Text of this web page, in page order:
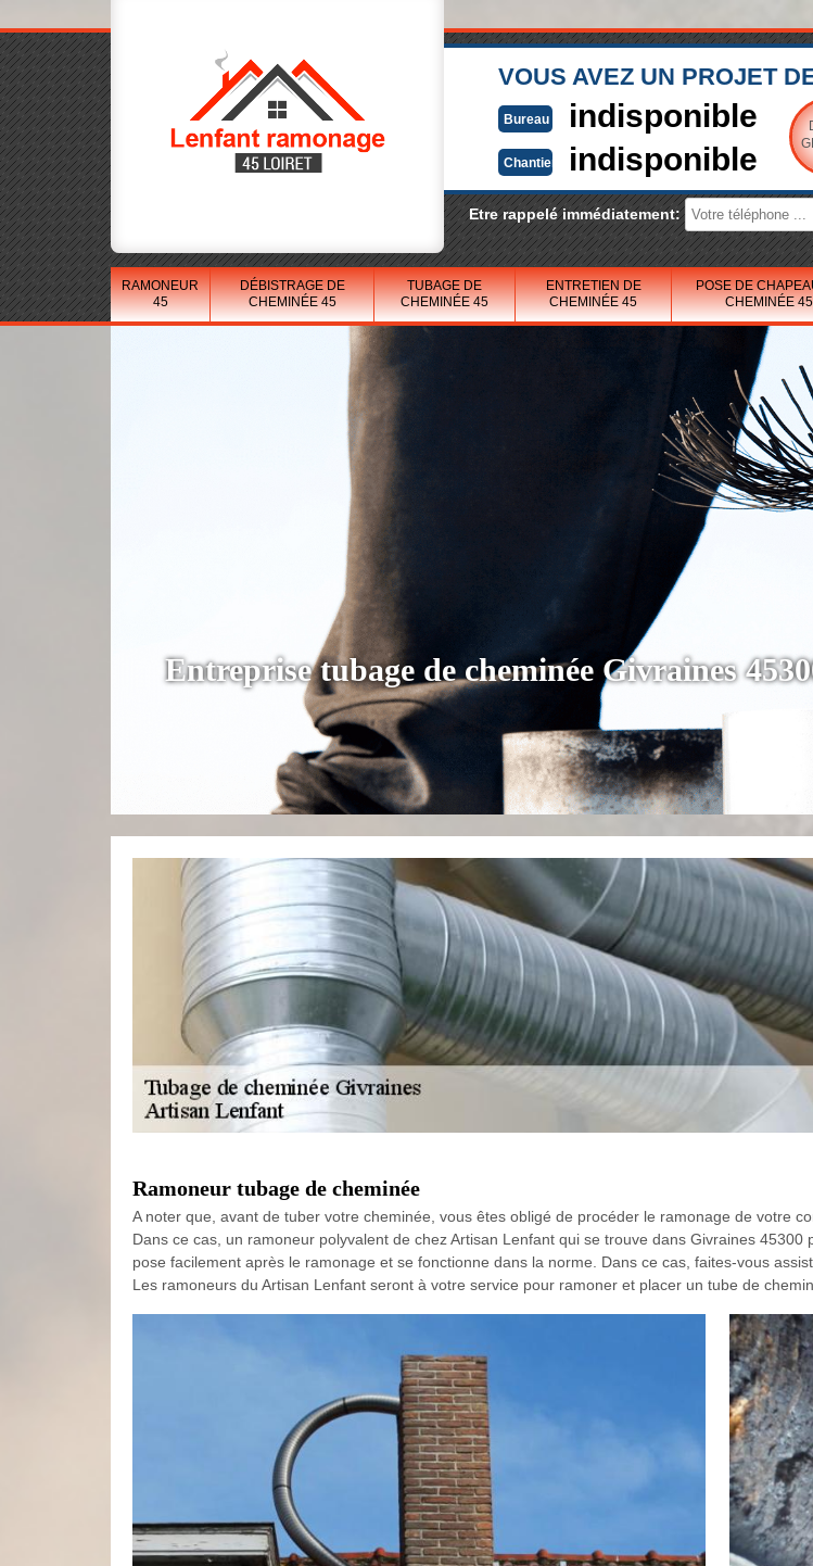
VOUS AVEZ UN PROJET
Bureau indisponible
Chantier indisponible
Etre rappelé immédiatement:
RAMONEUR
45
DÉBISTRAGE DE
CHEMINÉE 45
TUBAGE DE
CHEMINÉE 45
ENTRETIEN DE
CHEMINÉE 45
POSE DE
CHEMINÉE 45
Entreprise tubage de cheminée Givraines
Ramoneur tubage de cheminée
A noter que, avant de tuber votre cheminée, vous êtes obligé de procéder le ramonage de votre
Dans ce cas, un ramoneur polyvalent de chez Artisan Lenfant qui se trouve dans Givraines
pose facilement après le ramonage et se fonctionne dans la norme. Dans ce cas, faites-vous
Les ramoneurs du Artisan Lenfant seront à votre service pour ramoner et placer un tube de